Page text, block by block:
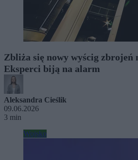
Zbliża się nowy wyścig zbrojeń
Eksperci biją na alarm
Aleksandra Cieślik
09.06.2026
3 min
Wojsko